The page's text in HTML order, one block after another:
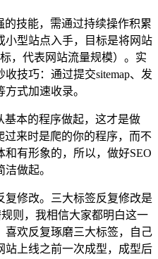
的技能，需通过持续操作积累
小型站点入手，目标是将网站
，代表网站流量规模）。实
技巧：通过提交sitemap、发
式加速收录。
基本的程序做起，这才是做
过来时是爬的你的程序，而不
有形象的，所以，做好SEO
做起。
复修改。三大标签反复修改是
则，我相信大家都明白这一
喜欢反复琢磨三大标签，自己
站上线之前一次成型，成型后